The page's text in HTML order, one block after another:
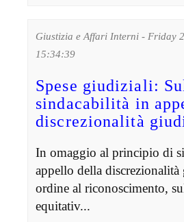
Giustizia e Affari Interni - Friday
15:34:39
Spese giudiziali:
sindacabilità in
discrezionalità
In omaggio al principio di
appello della
ordine al riconoscimento,
equitativ...